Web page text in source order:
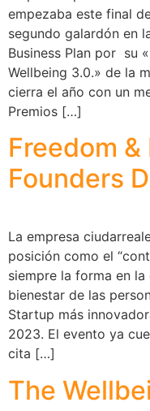
empezaba este final
segundo galardón en
Business Plan por su
Wellbeing 3.0.» de la
cierra el año con un
Premios […]
Freedom &
Founders
La empresa
posición como el
siempre la forma en
bienestar de las
Startup más
2023. El evento ya
cita […]
The